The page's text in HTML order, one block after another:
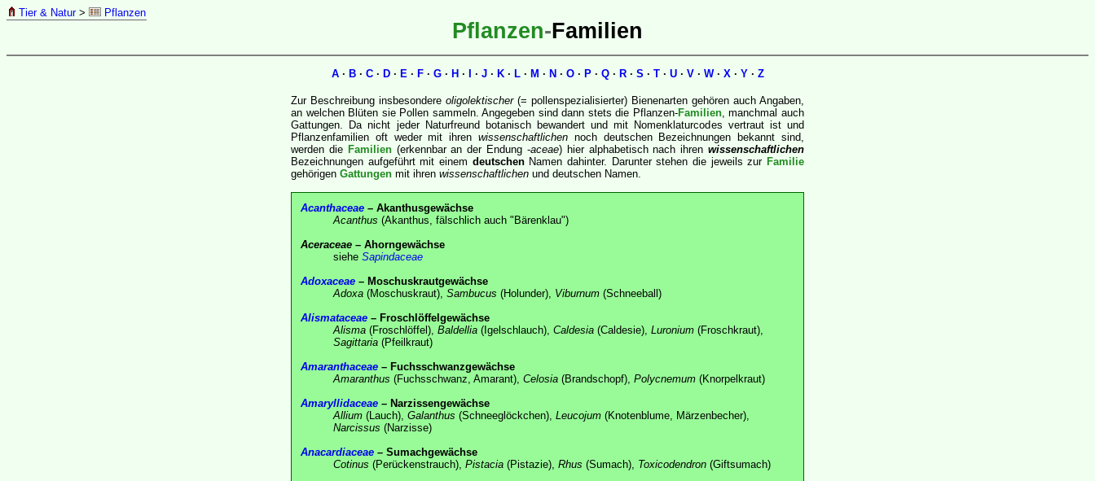
Tier & Natur> Pflanzen
Pflanzen-Familien
A· B· C· D· E · F· G· H· I · J· K· L· M · N· O· P· Q· R· S · T· U· V· W· X · Y· Z
Zur Beschreibung insbesondere oligolektischer(= pollenspezialisierter) Bienenarten gehören auch Angaben,
an welchen Blüten sie Pollen sammeln. Angegeben sind dann stets die Pflanzen-Familien, manchmal auch
Gattungen. Da nicht jeder Naturfreund botanisch bewandert und mit Nomenklaturcodes vertraut ist und
Pflanzenfamilien oft weder mit ihren wissenschaftlichen noch deutschen Bezeichnungen bekannt sind,
werden die Familien(erkennbar an der Endung -aceae) hier alphabetisch nach ihrenwissenschaftlichen
Bezeichnungen aufgeführt mit einem deutschenNamen dahinter. Darunter stehen die jeweils zurFamilie
gehörigen Gattungen mit ihren wissenschaftlichen und deutschen Namen.
Acanthaceae – Akanthusgewächse
Acanthus (Akanthus, fälschlich auch "Bärenklau")
Aceraceae – Ahorngewächse
siehe Sapindaceae
Adoxaceae – Moschuskrautgewächse
Adoxa (Moschuskraut), Sambucus (Holunder), Viburnum (Schneeball)
Alismataceae – Froschlöffelgewächse
Alisma (Froschlöffel), Baldellia (Igelschlauch), Caldesia (Caldesie), Luronium (Froschkraut),
Sagittaria (Pfeilkraut)
Amaranthaceae – Fuchsschwanzgewächse
Amaranthus (Fuchsschwanz, Amarant), Celosia (Brandschopf), Polycnemum (Knorpelkraut)
Amaryllidaceae – Narzissengewächse
Allium (Lauch), Galanthus (Schneeglöckchen), Leucojum (Knotenblume, Märzenbecher),
Narcissus (Narzisse)
Anacardiaceae – Sumachgewächse
Cotinus (Perückenstrauch), Pistacia (Pistazie), Rhus (Sumach), Toxicodendron (Giftsumach)